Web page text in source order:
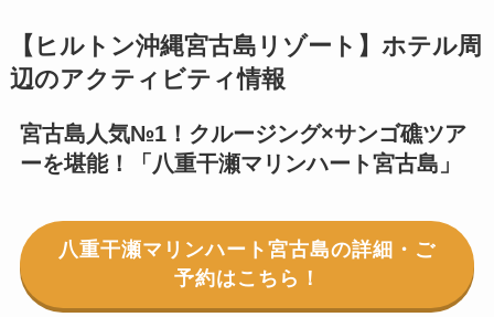
【ヒルトン沖縄宮古島リゾート】ホテル周
辺のアクティビティ情報
宮古島人気№1！クルージング×サンゴ礁ツア
ーを堪能！「八重干瀬マリンハート宮古島」
八重干瀬マリンハート宮古島の詳細・ご
予約はこちら！